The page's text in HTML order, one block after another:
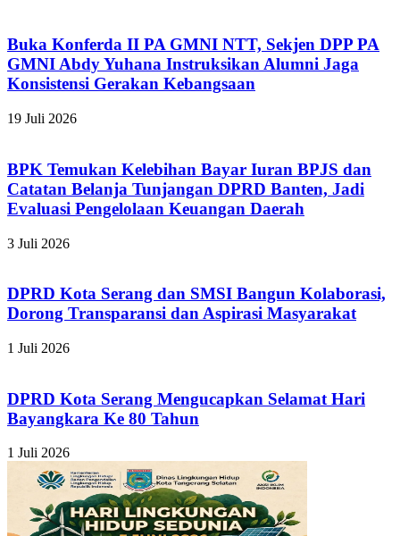
Buka Konferda II PA GMNI NTT, Sekjen DPP PA
GMNI Abdy Yuhana Instruksikan Alumni Jaga
Konsistensi Gerakan Kebangsaan
19 Juli 2026
BPK Temukan Kelebihan Bayar Iuran BPJS dan
Catatan Belanja Tunjangan DPRD Banten, Jadi
Evaluasi Pengelolaan Keuangan Daerah
3 Juli 2026
DPRD Kota Serang dan SMSI Bangun Kolaborasi,
Dorong Transparansi dan Aspirasi Masyarakat
1 Juli 2026
DPRD Kota Serang Mengucapkan Selamat Hari
Bayangkara Ke 80 Tahun
1 Juli 2026